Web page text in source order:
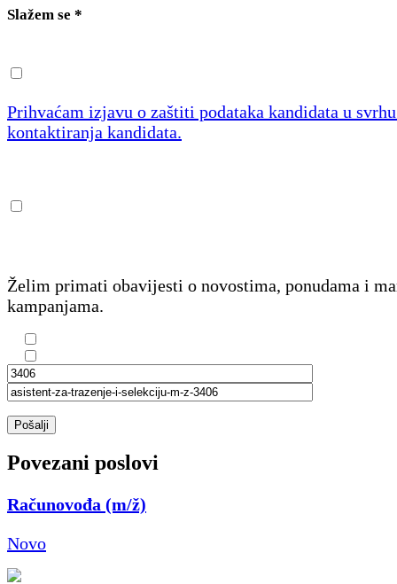
Slažem se *
Prihvaćam izjavu o zaštiti podataka kandidata u
kontaktiranja kandidata.
Želim primati obavijesti o novostima, ponudama i
kampanjama.
Pošalji
Povezani poslovi
Računovođa (m/ž)
Novo